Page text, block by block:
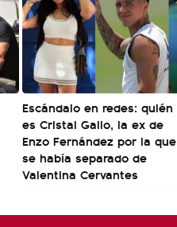
Escándalo en redes: quién
es Cristal Gallo, la ex de
Enzo Fernández por la que
se había separado de
Valentina Cervantes